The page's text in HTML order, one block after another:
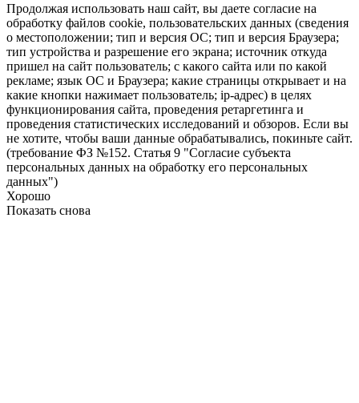
Продолжая использовать наш сайт, вы даете согласие на
обработку файлов cookie, пользовательских данных (сведения
о местоположении; тип и версия ОС; тип и версия Браузера;
тип устройства и разрешение его экрана; источник откуда
пришел на сайт пользователь; с какого сайта или по какой
рекламе; язык ОС и Браузера; какие страницы открывает и на
какие кнопки нажимает пользователь; ip-адрес) в целях
функционирования сайта, проведения ретаргетинга и
проведения статистических исследований и обзоров. Если вы
не хотите, чтобы ваши данные обрабатывались, покиньте сайт.
(требование ФЗ №152. Статья 9 "Согласие субъекта
персональных данных на обработку его персональных
данных")
Хорошо
Показать снова